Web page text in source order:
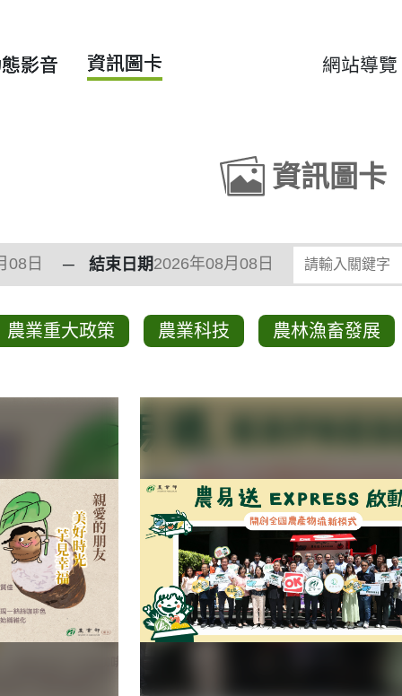
影音 資訊圖卡 網站導覽
資訊圖卡
分類 結束日期 請輸入關鍵字
農業重大政策 農業科技 農林漁畜發展